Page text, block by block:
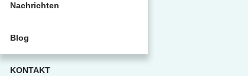
Nachrichten
Blog
KONTAKT